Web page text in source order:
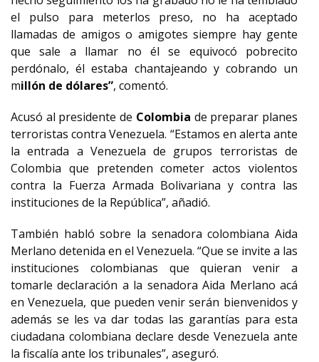
el pulso para meterlos preso, no ha aceptado
llamadas de amigos o amigotes siempre hay gente
que sale a llamar no él se equivocó pobrecito
perdónalo, él estaba chantajeando y cobrando un
millón de dólares”, comentó.
Acusó al presidente de Colombia de preparar planes
terroristas contra Venezuela. “Estamos en alerta ante
la entrada a Venezuela de grupos terroristas de
Colombia que pretenden cometer actos violentos
contra la Fuerza Armada Bolivariana y contra las
instituciones de la República”, añadió.
También habló sobre la senadora colombiana Aida
Merlano detenida en el Venezuela. “Que se invite a las
instituciones colombianas que quieran venir a
tomarle declaración a la senadora Aida Merlano acá
en Venezuela, que pueden venir serán bienvenidos y
además se les va dar todas las garantías para esta
ciudadana colombiana declare desde Venezuela ante
la fiscalía ante los tribunales”, aseguró.